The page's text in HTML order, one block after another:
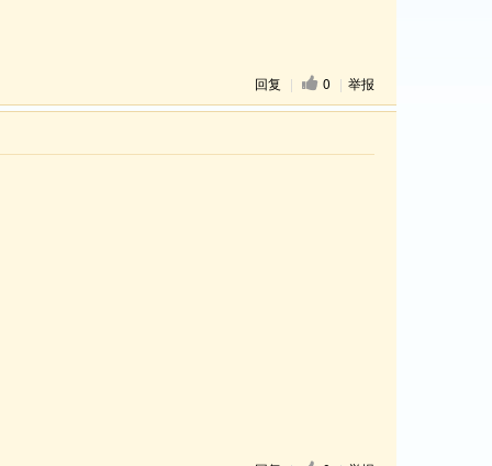
回复 | 0 | 举报